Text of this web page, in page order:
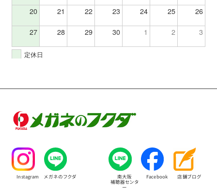
20 21 22 23 24 25 26
27 28 29 30 1 2 3
定休日
Instagram メガネのフクダ 南大阪
補聴器センタ
ー
Facebook 店舗ブログ